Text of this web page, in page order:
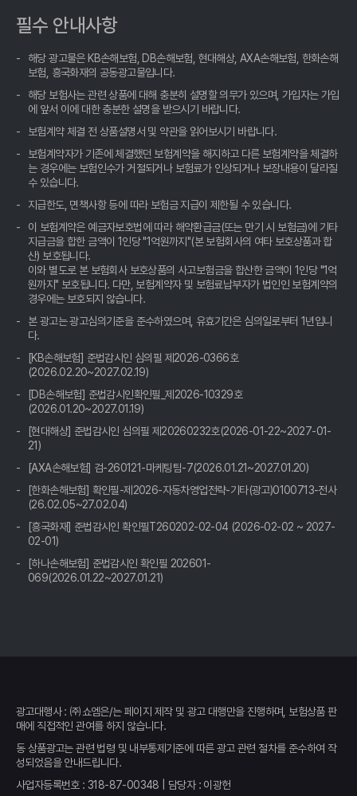
내 차 보험료, 1초 만에 나만의 맞춤 견적 확인! 똑똑하게 비교하고
득템하는 비법
자동차보험료 아끼는 꿀팁, 비교견적사이트 숨겨진 활용법 공개!
자동차보험료 비교견적? 발품 팔지 말고, 클릭 몇 번으로 끝내는 꿀
팁!
나만 몰랐던 자동차보험료, 비교견적사이트 활용해 진짜 '내' 보험료
찾기!
자동차보험료 아끼는 꿀팁🍯: 비교견적 사이트, 숨겨진 보물찾기💎
자동차보험료 아끼는 꿀팁! 비교견적 사이트 활용법, 10년 차 베테
랑의 숨겨둔 노하우 공개
자동차보험료 비교견적, 10년 노하우로 숨은 꿀팁 대방출! 나만 몰
랐던 진짜 보험료 확인법
자동차보험료 아끼는 꿀팁! 비교견적사이트, 나만 몰랐네?
혹시 '자동차보험료 아끼는 꿀팁, 비교견적 사이트 활용법' 어떠세
요?
자동차보험료 아끼는 꿀팁: 비교견적사이트 200% 활용법
자동차보험료 아끼는 꿀팁: 비교견적 사이트 활용, 숨은 혜택 찾고
'0'원 보험 만드는 비법 공개!
운전자 필수 앱?! 자동차보험료 비교견적, 안 쓰면 손해인 이유
발품 팔 필요 없이! 내 차 보험료, 클릭 몇 번으로 최저가 찾는 비법
내 차 보험료 아끼는 꿀팁! 자동차보험료 비교견적 사이트 활용법
(2026년 최신)
필수 안내사항
해당 광고물은 KB손해보험, DB손해보험, 현대해상, AXA손해보험, 한화손해
보험, 흥국화재의 공동광고물입니다.
해당 보험사는 관련 상품에 대해 충분히 설명할 의무가 있으며, 가입자는 가입
에 앞서 이에 대한 충분한 설명을 받으시기 바랍니다.
보험계약 체결 전 상품설명서 및 약관을 읽어보시기 바랍니다.
보험계약자가 기존에 체결했던 보험계약을 해지하고 다른 보험계약을 체결하
는 경우에는 보험인수가 거절되거나 보험료가 인상되거나 보장내용이 달라질
수 있습니다.
지급한도, 면책사항 등에 따라 보험금 지급이 제한될 수 있습니다.
이 보험계약은 예금자보호법에 따라 해약환급금(또는 만기 시 보험금)에 기타
지급금을 합한 금액이 1인당 "1억원까지"(본 보험회사의 여타 보호상품과 합
산) 보호됩니다.
이와 별도로 본 보험회사 보호상품의 사고보험금을 합산한 금액이 1인당 "1억
원까지" 보호됩니다. 다만, 보험계약자 및 보험료납부자가 법인인 보험계약의
경우에는 보호되지 않습니다.
본 광고는 광고심의기준을 준수하였으며, 유효기간은 심의일로부터 1년입니
다.
[KB손해보험] 준법감시인 심의필 제2026-0366호
(2026.02.20~2027.02.19)
[DB손해보험] 준법감시인확인필_제2026-10329호
(2026.01.20~2027.01.19)
[현대해상] 준법감시인 심의필 제20260232호(2026-01-22~2027-01-
21)
[AXA손해보험] 검-260121-마케팅팀-7(2026.01.21~2027.01.20)
[한화손해보험] 확인필-제2026-자동차영업전략-기타(광고)0100713-전사
(26.02.05~27.02.04)
[흥국화재] 준법감시인 확인필T260202-02-04 (2026-02-02 ~ 2027-
02-01)
[하나손해보험] 준법감시인 확인필 202601-
069(2026.01.22~2027.01.21)
광고대행사 : ㈜쇼엠은/는 페이지 제작 및 광고 대행만을 진행하며, 보험상품 판
매에 직접적인 관여를 하지 않습니다.
동 상품광고는 관련 법령 및 내부통제기준에 따른 광고 관련 절차를 준수하여 작
성되었음을 안내드립니다.
사업자등록번호 : 318-87-00348 | 담당자 : 이광헌